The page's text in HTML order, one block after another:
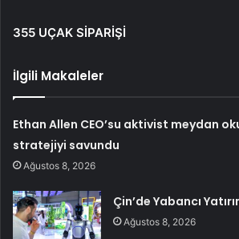
355 UÇAK SİPARİŞİ
İlgili Makaleler
Ethan Allen CEO’su aktivist meydan
stratejiyi savundu
Ağustos 8, 2026
Çin’de Yabancı
Ağustos 8, 2026